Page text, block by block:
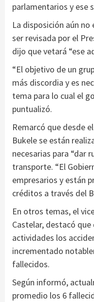
parlamentarios y ese
La disposición aún no
ser revisada por el
dijo que vetará “ese
“El objetivo de un
más discordia y es
tema para lo cual el
puntualizó.
Remarcó que desde
Bukele se están
necesarias para “dar
transporte. “El
empresarios y están
créditos a través del
En otros temas, el
Castelar, destacó
actividades los
incrementado
fallecidos.
Según informó,
promedio los 6